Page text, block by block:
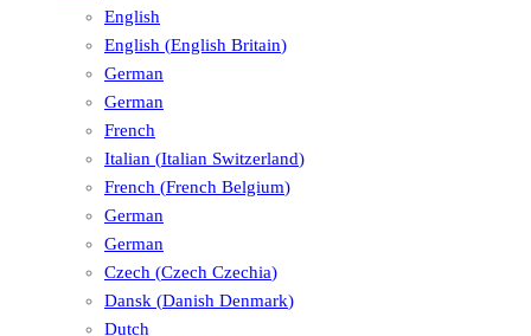
English
English (English Britain)
German
German
French
Italian (Italian Switzerland)
French (French Belgium)
German
German
Czech (Czech Czechia)
Dansk (Danish Denmark)
Dutch